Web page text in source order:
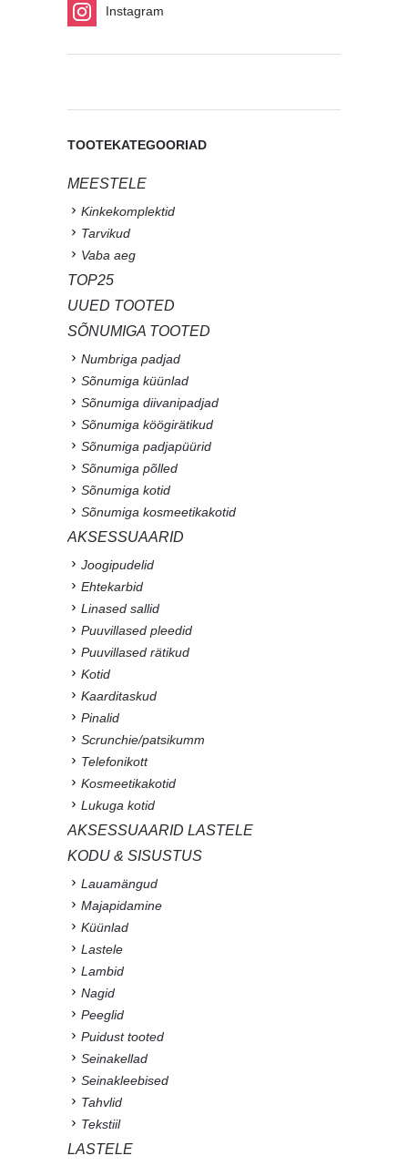
Instagram
TOOTEKATEGOORIAD
MEESTELE
Kinkekomplektid
Tarvikud
Vaba aeg
TOP25
UUED TOOTED
SÕNUMIGA TOOTED
Numbriga padjad
Sõnumiga küünlad
Sõnumiga diivanipadjad
Sõnumiga köögirätikud
Sõnumiga padjapüürid
Sõnumiga põlled
Sõnumiga kotid
Sõnumiga kosmeetikakotid
AKSESSUAARID
Joogipudelid
Ehtekarbid
Linased sallid
Puuvillased pleedid
Puuvillased rätikud
Kotid
Kaarditaskud
Pinalid
Scrunchie/patsikumm
Telefonikott
Kosmeetikakotid
Lukuga kotid
AKSESSUAARID LASTELE
KODU & SISUSTUS
Lauamängud
Majapidamine
Küünlad
Lastele
Lambid
Nagid
Peeglid
Puidust tooted
Seinakellad
Seinakleebised
Tahvlid
Tekstiil
LASTELE